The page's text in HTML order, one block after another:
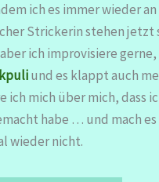
ich es immer wieder
Strickerin stehen jetzt
ich improvisiere
und es klappt auch
ich mich über mich, dass
habe … und mach es
wieder nicht.